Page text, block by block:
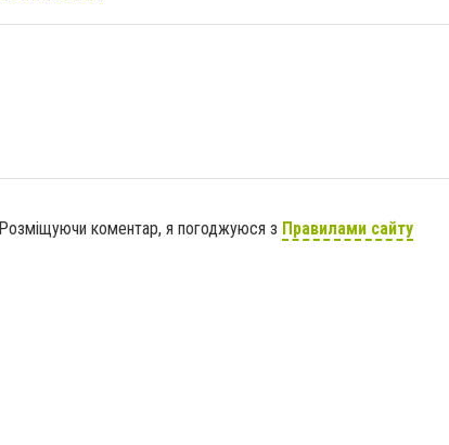
Розміщуючи коментар, я погоджуюся з Правилами сайту